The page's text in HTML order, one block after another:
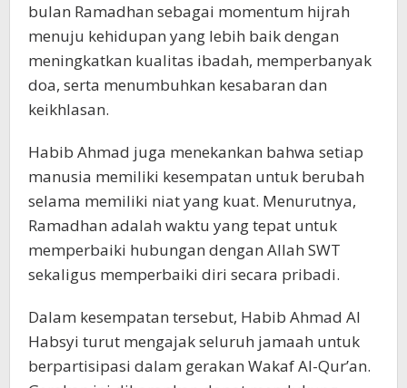
bulan Ramadhan sebagai momentum hijrah
menuju kehidupan yang lebih baik dengan
meningkatkan kualitas ibadah, memperbanyak
doa, serta menumbuhkan kesabaran dan
keikhlasan.
Habib Ahmad juga menekankan bahwa setiap
manusia memiliki kesempatan untuk berubah
selama memiliki niat yang kuat. Menurutnya,
Ramadhan adalah waktu yang tepat untuk
memperbaiki hubungan dengan Allah SWT
sekaligus memperbaiki diri secara pribadi.
Dalam kesempatan tersebut, Habib Ahmad Al
Habsyi turut mengajak seluruh jamaah untuk
berpartisipasi dalam gerakan Wakaf Al-Qur’an.